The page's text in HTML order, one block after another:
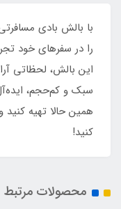
را در سفرهای خود
این بالش، لحظاتی
سبک و کم‌حجم،
همین حالا تهیه
کنید!
محصولات مرتبط